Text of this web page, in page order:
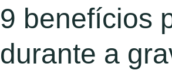
9 benefícios
durante a